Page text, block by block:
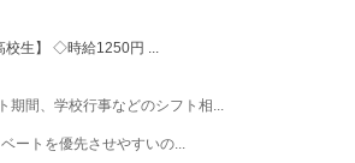
生】 ◇時給1250円 ...
間、学校行事などのシフト相...
ートを優先させやすいの...